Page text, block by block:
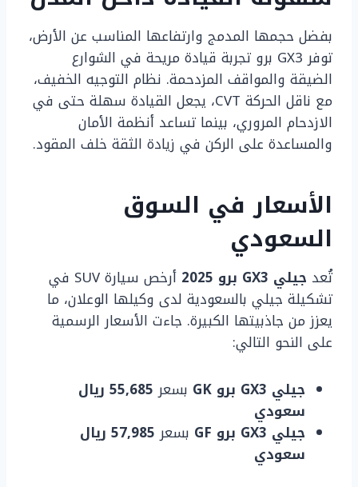
بفضل حجمها المدمج وارتفاعها المناسب عن الأرض،
توفر GX3 برو تجربة قيادة مريحة في الشوارع
الضيقة والمواقف المزدحمة. نظام التوجيه الخفيف،
مع ناقل الحركة CVT، يجعل القيادة سهلة حتى في
الازدحام المروري، بينما تساعد أنظمة الأمان
والمساعدة على الركن في زيادة الثقة خلف المقود.
الأسعار في السوق
السعودي
تُعد جيلي GX3 برو 2025
أرخص سيارة SUV في
تشكيلة جيلي بالسعودية لدى وكيلها الوعلان، ما
يعزز من جاذبيتها الكبيرة. جاءت الأسعار الرسمية
على النحو التالي:
جيلي GX3 برو GK
بسعر
55,685 ريال
سعودي
جيلي GX3 برو GF
بسعر
57,985 ريال
سعودي